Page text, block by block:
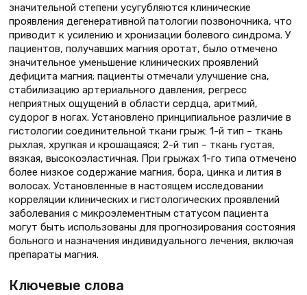
значительной степени усугубляются клинические
проявления дегенеративной патологии позвоночника, что
приводит к усилению и хронизации болевого синдрома. У
пациентов, получавших магния оротат, было отмечено
значительное уменьшение клинических проявлений
дефицита магния; пациенты отмечали улучшение сна,
стабилизацию артериального давления, регресс
неприятных ощущений в области сердца, аритмий,
судорог в ногах. Установлено принципиальное различие в
гистологии соединительной ткани грыж: 1-й тип – ткань
рыхлая, хрупкая и крошащаяся; 2-й тип – ткань густая,
вязкая, высокоэластичная. При грыжах 1-го типа отмечено
более низкое содержание магния, бора, цинка и лития в
волосах. Установленные в настоящем исследовании
корреляции клинических и гистологических проявлений
заболевания с микроэлементным статусом пациента
могут быть использованы для прогнозирования состояния
больного и назначения индивидуального лечения, включая
препараты магния.
Ключевые слова